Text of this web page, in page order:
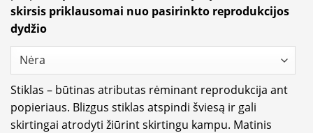
skirsis priklausomai nuo pasirinkto reprodukcijos
dydžio
Stiklas – būtinas atributas rėminant reprodukcija ant
popieriaus. Blizgus stiklas atspindi šviesą ir gali
skirtingai atrodyti žiūrint skirtingu kampu. Matinis